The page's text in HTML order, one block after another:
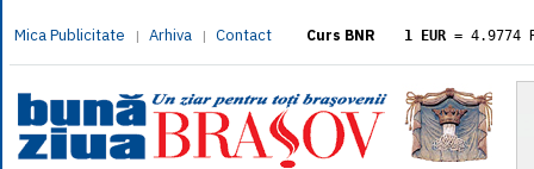
Mica Publicitate | Arhiva | Contact Curs BNR 1 EUR = 4.9774
= 5.8304
1 XAU= 464.4611
1 AED= 1.1933
1 AUD= 2.7957
1 BGN= 2.5449